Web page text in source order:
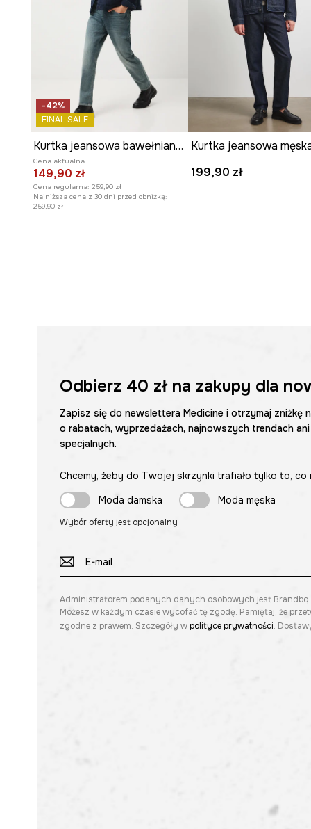
-42%
FINAL SALE
Kurtka jeansowa bawełniana męska z efektem sprania
Cena aktualna:
149,90 zł
Cena regularna: 259,90 zł
Najniższa cena z 30 dni przed obniżką:
259,90 zł
199,90 zł
Odbierz 40 złna zakupy dla
Zapisz się do newslettera Medicine i otrzymaj zniżkę
o rabatach, wyprzedażach, najnowszych trendach
specjalnych.
Chcemy, żeby do Twojej skrzynki trafiało tylko to,
Moda damska
Moda męska
Wybór oferty jest opcjonalny
Administratorem podanych danych osobowych jest Brandbq
Możesz w każdym czasie wycofać tę zgodę. Pamiętaj, że
zgodne z prawem. Szczegóły w polityce prywatności.